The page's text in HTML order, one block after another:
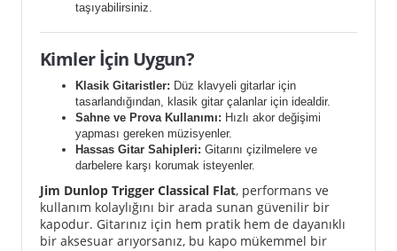
taşıyabilirsiniz.
Kimler İçin Uygun?
Klasik Gitaristler: Düz klavyeli gitarlar için
tasarlandığından, klasik gitar çalanlar için idealdir.
Sahne ve Prova Kullanımı: Hızlı akor değişimi
yapması gereken müzisyenler.
Hassas Gitar Sahipleri: Gitarını çizilmelere ve
darbelere karşı korumak isteyenler.
Jim Dunlop Trigger Classical Flat, performans ve
kullanım kolaylığını bir arada sunan güvenilir bir
kapodur. Gitarınız için hem pratik hem de dayanıklı
bir aksesuar arıyorsanız, bu kapo mükemmel bir